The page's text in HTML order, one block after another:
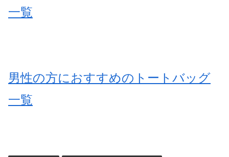
一覧
男性の方におすすめのトートバッグ
一覧